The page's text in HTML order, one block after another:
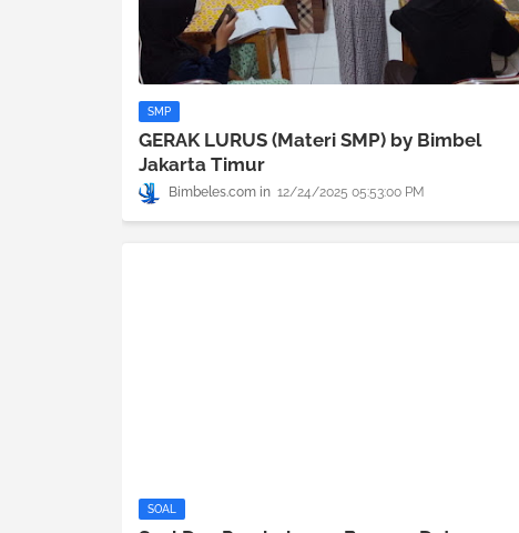
SMP
GERAK LURUS (Materi SMP) by Bimbel
Jakarta Timur
Bimbeles.com 12/24/2025 05:53:00 PM
SOAL